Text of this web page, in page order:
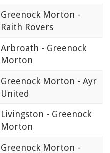
Greenock Morton -
Raith Rovers
Arbroath - Greenock
Morton
Greenock Morton - Ayr
United
Livingston - Greenock
Morton
Greenock Morton -